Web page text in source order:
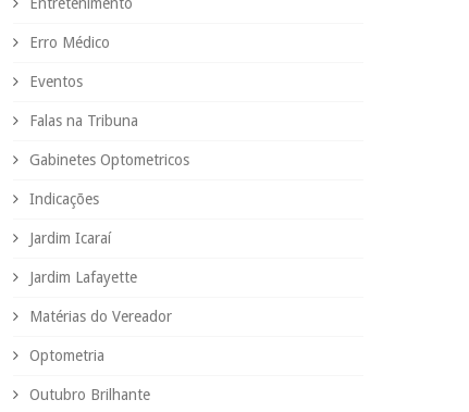
Erro Médico
Eventos
Falas na Tribuna
Gabinetes Optometricos
Indicações
Jardim Icaraí
Jardim Lafayette
Matérias do Vereador
Optometria
Outubro Brilhante